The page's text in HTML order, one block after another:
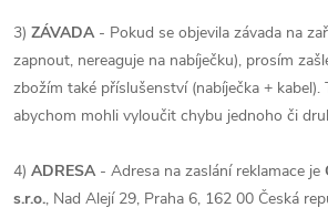
3) ZÁVADA- Pokud se objevila závada na
zapnout, nereaguje na nabíječku), prosím
zbožím také příslušenství (nabíječka + kabel).
abychom mohli vyloučit chybu jednoho či
4) ADRESA- Adresa na zaslání reklamace je
s.r.o., Nad Alejí 29, Praha 6, 162 00 Česká